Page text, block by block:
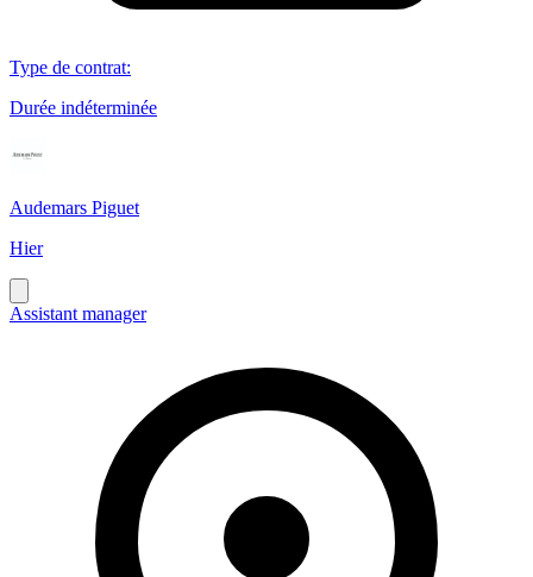
Type de contrat:
Durée indéterminée
Audemars Piguet
Hier
Assistant manager